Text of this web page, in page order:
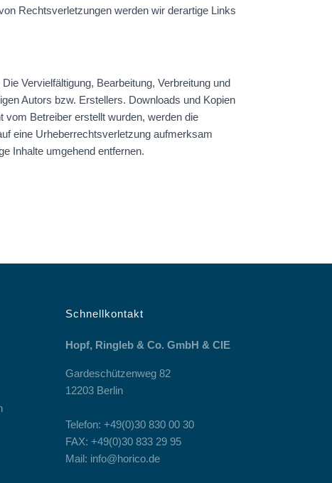
Rechtsverletzungen werden wir derartige Links
Vervielfältigung, Bearbeitung, Verbreitung und
Autors bzw. Erstellers. Downloads und Kopien
vom Betreiber erstellt wurden, werden die
eine Urheberrechtsverletzung aufmerksam
Inhalte umgehend entfernen.
Schnellkontakt
Hopf, Ringleb & Co. GmbH & CIE
Gardeschützenweg 82
12203 Berlin
Telefon: +49(0)30 830 00 30
FAX: +49(0)30 833 29 95
Mail: info@horico.de